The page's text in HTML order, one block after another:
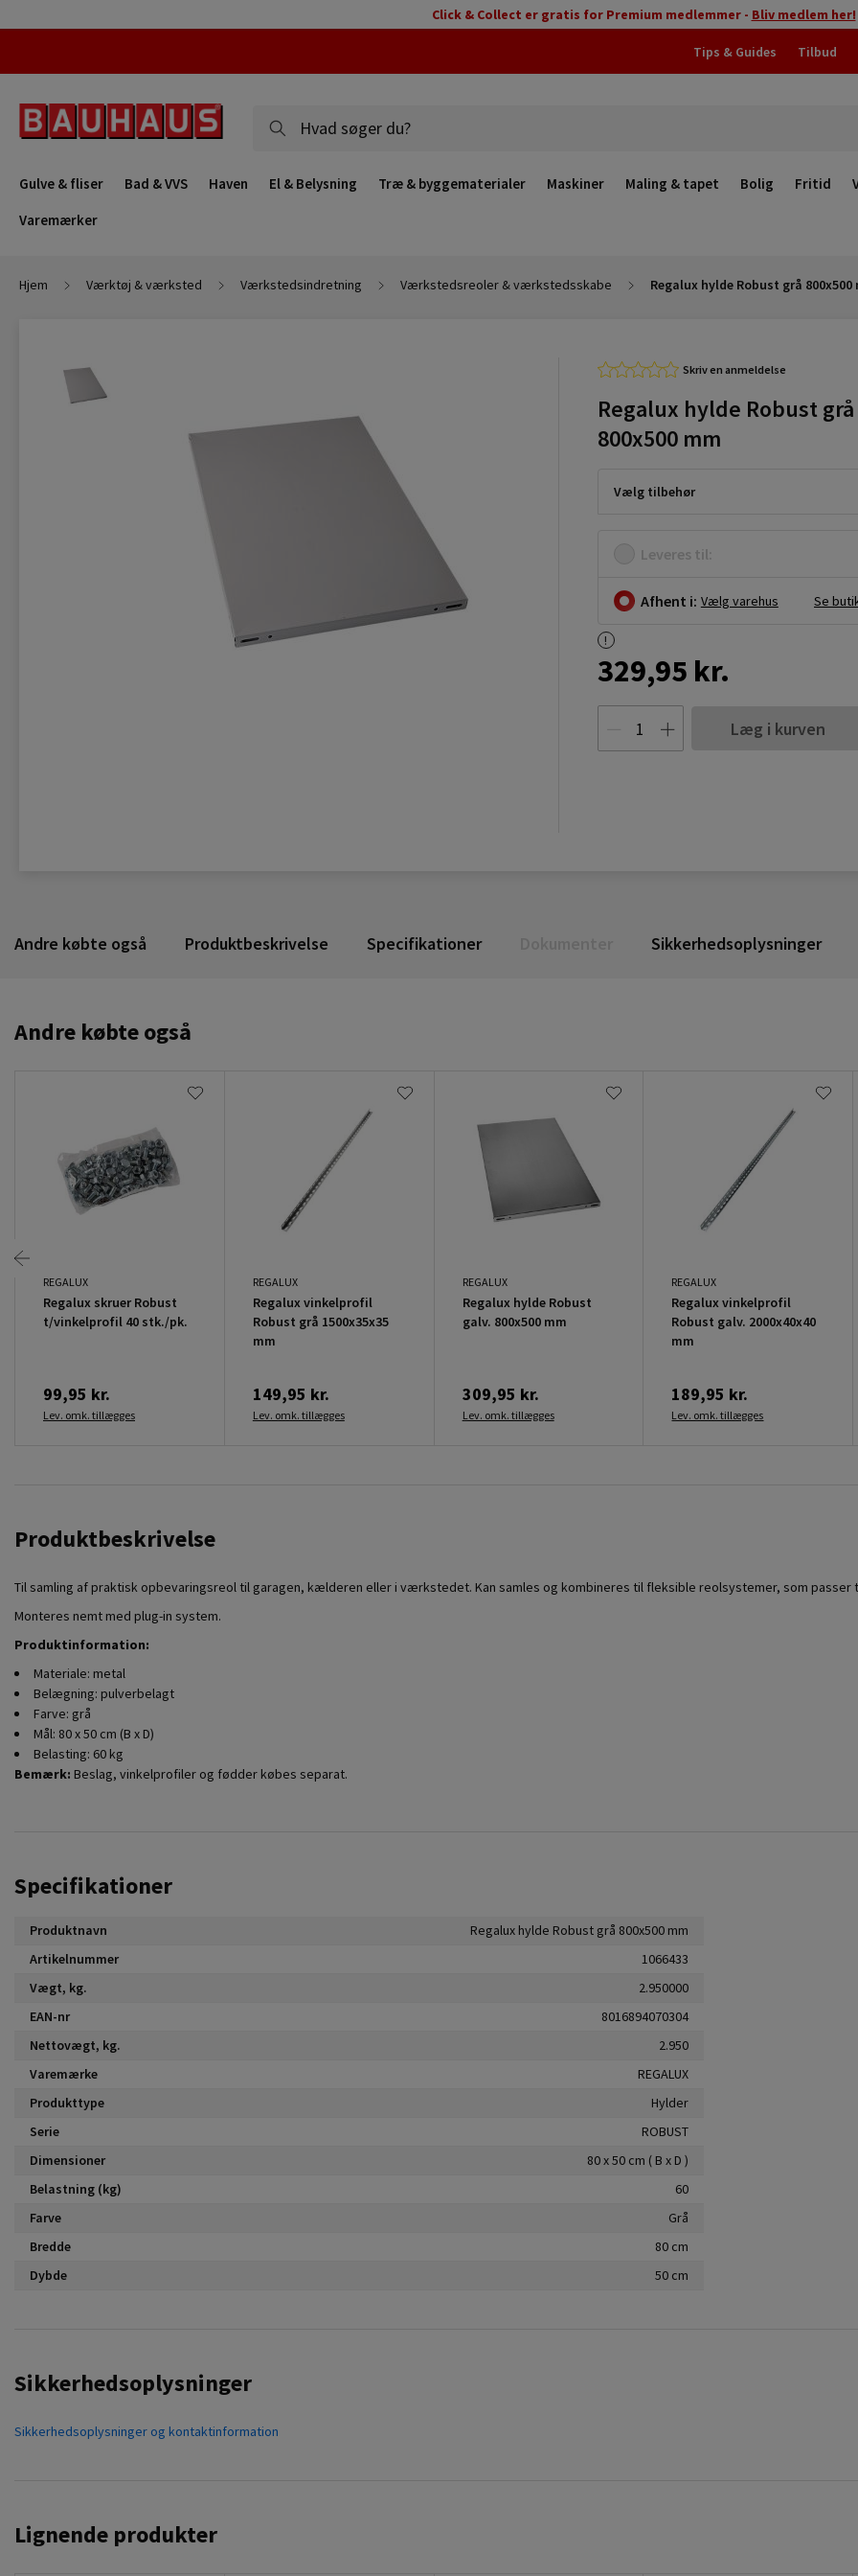
Click & Collect er gratis for Premium medlemmer - Bliv medlem her!
Tips & Guides Tilbud
Gulve & fliser Bad & VVS Haven El & Belysning Træ & byggematerialer Maskiner Maling & tapet Bolig Fritid
Varemærker
Hjem Værktøj & værksted Værkstedsindretning Værkstedsreoler & værkstedsskabe Regalux hylde Robust grå 800x500
Skriv en anmeldelse
Regalux hylde Robust grå
800x500 mm
Vælg tilbehør
Leveres til:
Afhent i: Vælg varehus Se
329,95 kr.
Læg i kurven
Andre købte også Produktbeskrivelse Specifikationer Sikkerhedsoplysninger
Andre købte også
REGALUX
Regalux skruer Robust
t/vinkelprofil 40 stk./pk.
99,95 kr.
Lev. omk. tillægges
REGALUX
Regalux vinkelprofil
Robust grå 1500x35x35
mm
149,95 kr.
Lev. omk. tillægges
REGALUX
Regalux hylde Robust
galv. 800x500 mm
309,95 kr.
Lev. omk. tillægges
REGALUX
Regalux vinkelprofil
Robust galv. 2000x40x40
mm
189,95 kr.
Lev. omk. tillægges
Produktbeskrivelse
Til samling af praktisk opbevaringsreol til garagen, kælderen eller i værkstedet. Kan samles og kombineres til fleksible reolsystemer, som passer
Monteres nemt med plug-in system.
Produktinformation:
Materiale: metal
Belægning: pulverbelagt
Farve: grå
Mål: 80 x 50 cm (B x D)
Belasting: 60 kg
Bemærk: Beslag, vinkelprofiler og fødder købes separat.
Specifikationer
Produktnavn
Regalux hylde Robust grå 800x500 mm
Artikelnummer
1066433
Vægt, kg.
2.950000
EAN-nr
8016894070304
Nettovægt, kg.
2.950
Varemærke
REGALUX
Produkttype
Hylder
Serie
ROBUST
Dimensioner
80 x 50 cm ( B x D )
Belastning (kg)
60
Farve
Grå
Bredde
80 cm
Dybde
50 cm
Sikkerhedsoplysninger
Sikkerhedsoplysninger og kontaktinformation
Lignende produkter